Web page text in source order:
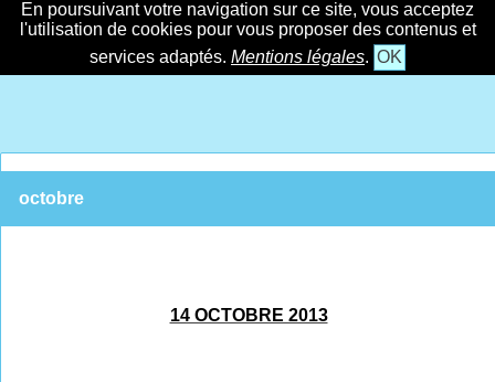
En poursuivant votre navigation sur ce site, vous acceptez
l'utilisation de cookies pour vous proposer des contenus et
services adaptés. Mentions légales. OK
octobre
14 OCTOBRE 2013